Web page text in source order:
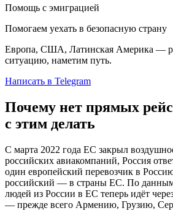
Помощь с эмиграцией
Помогаем уехать в безопасную страну
Европа, США, Латинская Америка —
ситуацию, наметим путь.
Написать в Telegram
Почему нет прямых
с этим делать
С марта 2022 года ЕС закрыл
российских авиакомпаний, Россия
один европейский перевозчик в
российский — в страны ЕС. По
людей из России в ЕС теперь идёт
— прежде всего Армению, Грузию,